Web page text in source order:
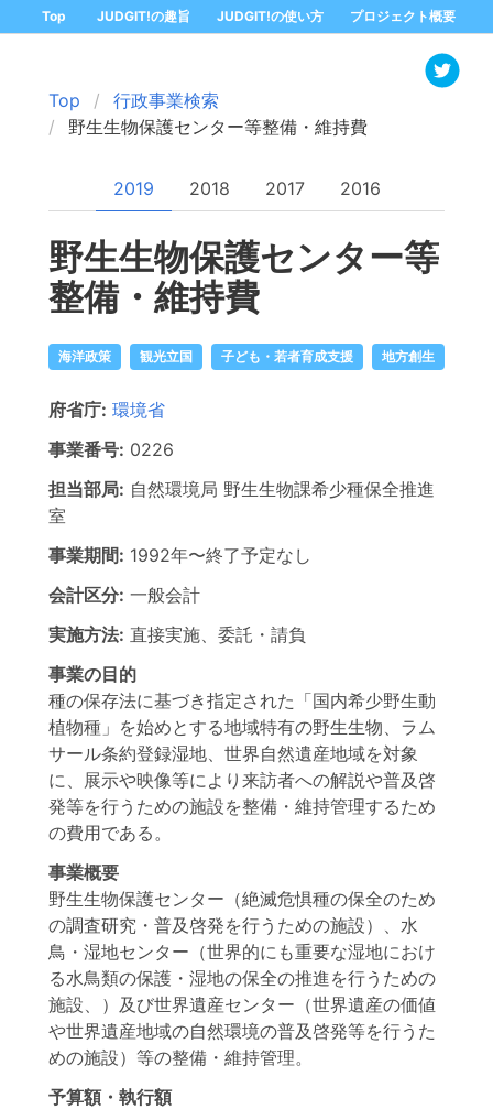
Top JUDGIT!の趣旨 JUDGIT!の使い方 プロジェクト概要
Top
行政事業検索
野生生物保護センター等整備・維持費
2019 2018 2017 2016
野生生物保護センター等
整備・維持費
海洋政策 観光立国 子ども・若者育成支援 地方創生
府省庁: 環境省
事業番号: 0226
担当部局: 自然環境局 野生生物課希少種保全推進
室
事業期間: 1992年〜終了予定なし
会計区分: 一般会計
実施方法: 直接実施、委託・請負
事業の目的
種の保存法に基づき指定された「国内希少野生動
植物種」を始めとする地域特有の野生生物、ラム
サール条約登録湿地、世界自然遺産地域を対象
に、展示や映像等により来訪者への解説や普及啓
発等を行うための施設を整備・維持管理するため
の費用である。
事業概要
野生生物保護センター（絶滅危惧種の保全のため
の調査研究・普及啓発を行うための施設）、水
鳥・湿地センター（世界的にも重要な湿地におけ
る水鳥類の保護・湿地の保全の推進を行うための
施設、）及び世界遺産センター（世界遺産の価値
や世界遺産地域の自然環境の普及啓発等を行うた
めの施設）等の整備・維持管理。
予算額・執行額